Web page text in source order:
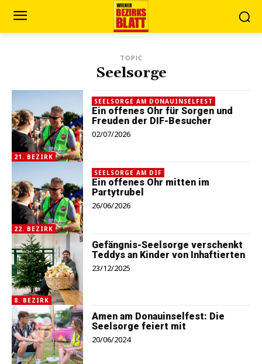
TOPIC
Seelsorge
21. BEZIRK
SEELSORGE AM DONAUINSELFEST
Ein offenes Ohr für Sorgen und
Freuden der DIF-Besucher
02/07/2026
22. BEZIRK
SEELSORGE AM DIF
Ein offenes Ohr mitten im
Partytrubel
26/06/2026
8. BEZIRK
Gefängnis-Seelsorge verschenkt
Teddys an Kinder von Inhaftierten
23/12/2025
Amen am Donauinselfest: Die
Seelsorge feiert mit
20/06/2024